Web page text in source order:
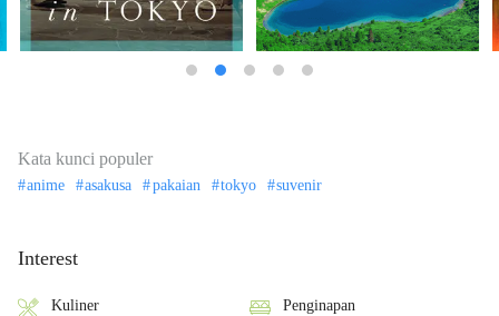
Kata kunci populer
anime asakusa pakaian tokyo suvenir
Interest
Kuliner Penginapan